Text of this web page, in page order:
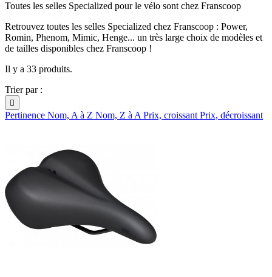
Toutes les selles Specialized pour le vélo sont chez Franscoop
Retrouvez toutes les selles Specialized chez Franscoop : Power,
Romin, Phenom, Mimic, Henge... un très large choix de modèles et
de tailles disponibles chez Franscoop !
Il y a 33 produits.
Trier par :

Pertinence Nom, A à Z Nom, Z à APrix, croissantPrix, décroissant